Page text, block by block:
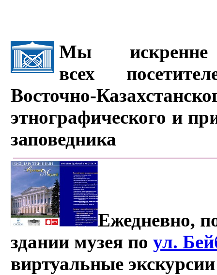
Мы искренне
всех
Восточно-
этнографического и
заповедника
Ежедневно,
здании музея поул.
виртуальные